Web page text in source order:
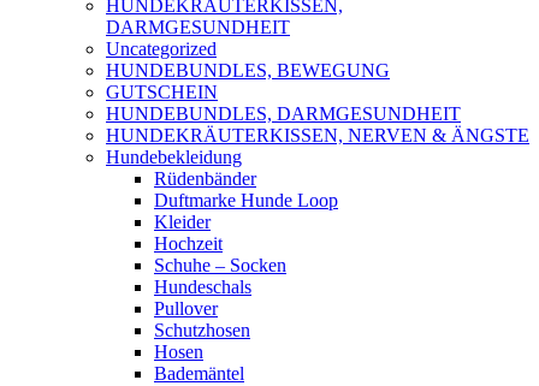
HUNDEKRÄUTERKISSEN,
DARMGESUNDHEIT
Uncategorized
HUNDEBUNDLES, BEWEGUNG
GUTSCHEIN
HUNDEBUNDLES, DARMGESUNDHEIT
HUNDEKRÄUTERKISSEN, NERVEN & ÄNGSTE
Hundebekleidung
Rüdenbänder
Duftmarke Hunde Loop
Kleider
Hochzeit
Schuhe – Socken
Hundeschals
Pullover
Schutzhosen
Hosen
Bademäntel